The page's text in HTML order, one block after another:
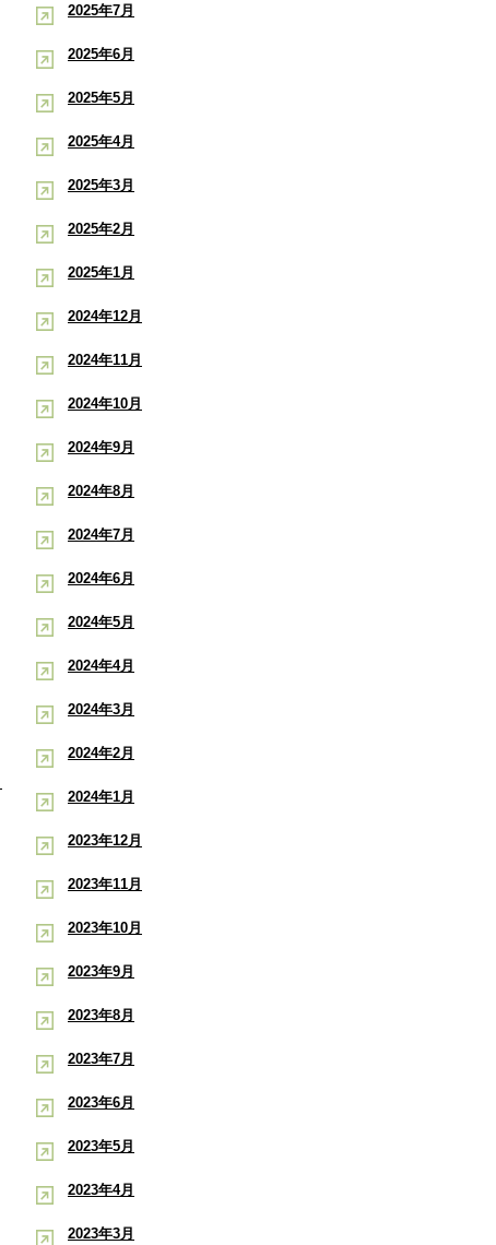
2025年7月
2025年6月
2025年5月
2025年4月
2025年3月
2025年2月
2025年1月
2024年12月
2024年11月
2024年10月
2024年9月
2024年8月
2024年7月
2024年6月
2024年5月
2024年4月
2024年3月
2024年2月
2024年1月
2023年12月
2023年11月
2023年10月
2023年9月
2023年8月
2023年7月
2023年6月
2023年5月
2023年4月
2023年3月